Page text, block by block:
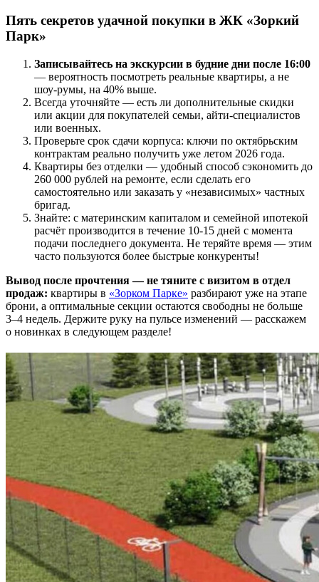
Пять секретов удачной покупки в ЖК «Зоркий
Парк»
Записывайтесь на экскурсии в будние дни после 16:00
— вероятность посмотреть реальные квартиры, а не
шоу-румы, на 40% выше.
Всегда уточняйте — есть ли дополнительные скидки
или акции для покупателей семьи, айти-специалистов
или военных.
Проверьте срок сдачи корпуса: ключи по октябрьским
контрактам реально получить уже летом 2026 года.
Квартиры без отделки — удобный способ сэкономить до
260 000 рублей на ремонте, если сделать его
самостоятельно или заказать у «независимых» частных
бригад.
Знайте: с материнским капиталом и семейной ипотекой
расчёт производится в течение 10-15 дней с момента
подачи последнего документа. Не теряйте время — этим
часто пользуются более быстрые конкуренты!
Вывод после прочтения — не тяните с визитом в отдел
продаж: квартиры в «Зорком Парке» разбирают уже на этапе
брони, а оптимальные секции остаются свободны не больше
3–4 недель. Держите руку на пульсе изменений — расскажем
о новинках в следующем разделе!